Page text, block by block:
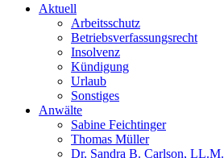
Aktuell
Arbeitsschutz
Betriebsverfassungsrecht
Insolvenz
Kündigung
Urlaub
Sonstiges
Anwälte
Sabine Feichtinger
Thomas Müller
Dr. Sandra B. Carlson, LL.M.